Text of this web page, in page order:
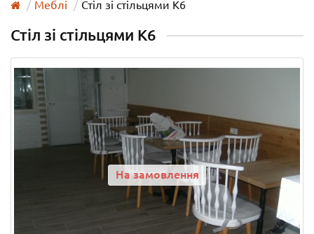
Меблі Стіл зі стільцями К6
Стіл зі стільцями К6
На замовлення